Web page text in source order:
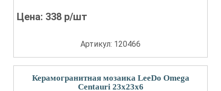
Цена: 338 р/шт
Артикул: 120466
Керамогранитная мозаика LeeDo Omega
Centauri 23x23x6